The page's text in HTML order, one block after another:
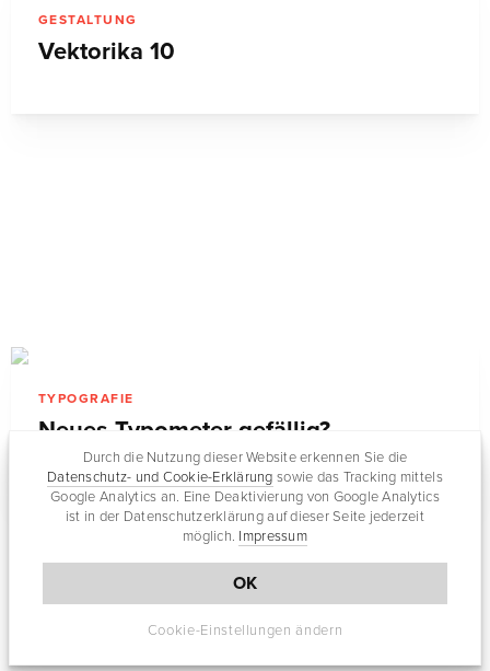
Durch die Nutzung dieser Website erkennen Sie die
Datenschutz- und Cookie-Erklärung sowie das Tracking mittels
Google Analytics an. Eine Deaktivierung von Google Analytics
ist in der Datenschutzerklärung auf dieser Seite jederzeit
möglich. Impressum
OK
Cookie-Einstellungen ändern
GESTALTUNG
Vektorika 10
TYPOGRAFIE
Neues Typometer gefällig?